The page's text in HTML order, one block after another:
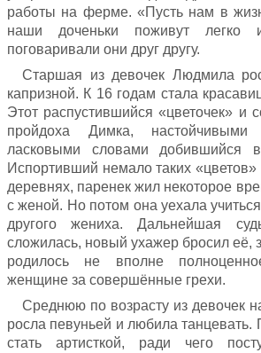
работы на ферме. «Пусть нам в
наши доченьки поживут легко
поговаривали они друг другу.
Старшая из девочек Людмила
капризной. К 16 годам стала
Этот распустившийся «цветочек» и
пройдоха Димка,
ласковыми словами добившийся
Испортивший немало таких
деревнях, паренек жил некоторое
с женой. Но потом она уехала
другого жениха. Дальнейшая
сложилась, новый ухажер бросил её,
родилось не вполне
женщине за совершённые грехи.
Среднюю по возрасту из девочек
росла певуньей и любила танцевать.
стать артисткой, ради чего